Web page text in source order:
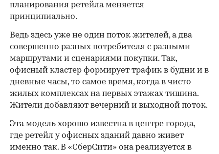
планирования ретейла меняется
принципиально.
Ведь здесь уже не один поток жителей, а два
совершенно разных потребителя с разными
маршрутами и сценариями покупки. Так,
офисный кластер формирует трафик в будни и в
дневные часы, то самое время, когда в чисто
жилых комплексах на первых этажах тишина.
Жители добавляют вечерний и выходной поток.
Эта модель хорошо известна в центре города,
где ретейл у офисных зданий давно живет
именно так. В «СберСити» она реализуется в